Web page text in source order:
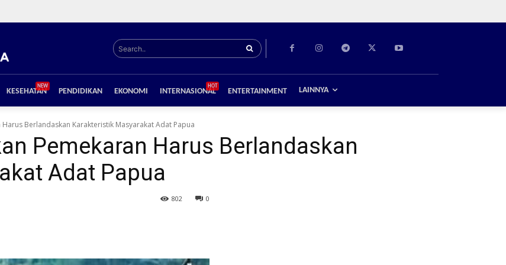
Search..
KESEHATAN
NEW
PENDIDIKAN EKONOMI INTERNASIONAL
HOT
ENTERTAINMENT LAINNYA
Berlandaskan Karakteristik Masyarakat Adat Papua
Pemekaran Harus Berlandaskan
Adat Papua
0
802